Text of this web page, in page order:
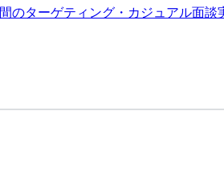
のターゲティング・カジュアル面談